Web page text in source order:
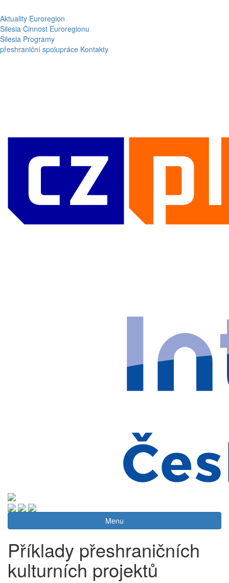
Aktuality Euroregion
Silesia Činnost Euroregionu
Silesia Programy
přeshraniční spolupráce Kontakty
Menu
Příklady přeshraničních
kulturních projektů